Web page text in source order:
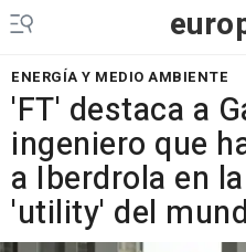
ENERGÍA Y MEDIO AMBIENTE
'FT' destaca a
ingeniero que
a Iberdrola en
'utility' del